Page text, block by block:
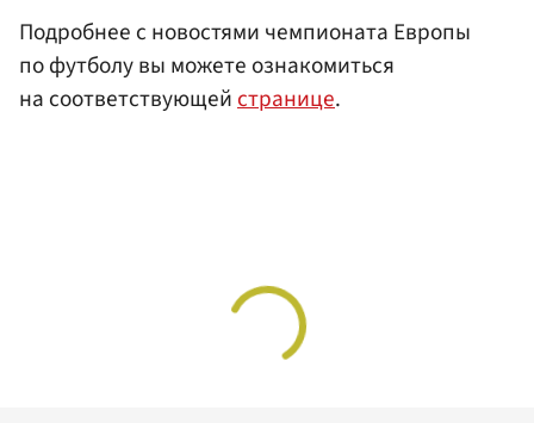
Подробнее с новостями чемпионата Европы
по футболу вы можете ознакомиться
на соответствующей странице.